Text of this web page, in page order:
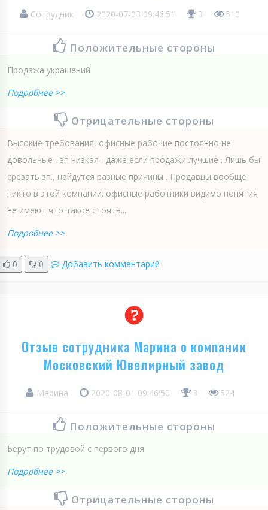
Сотрудник 2020-07-03 09:46:51 3 510
Положительные стороны
Продажа украшений
Подробнее >>
Отрицательные стороны
Высокие требования, офисные рабочие постоянно не
довольные , зп низкая , даже если продажи лучшие . Лишь бы
срезать зп., найдутся разные причины . Продавцы вообще
никто в этой компании. офисные работники видимо понятия
не имеют что такое стоять...
Подробнее >>
0 0 Добавить комментарий
Отзыв сотрудника Марина о компании
Московский Ювелирный завод
Марина 2020-08-01 09:46:50 3 524
Положительные стороны
Берут по трудовой с первого дня
Подробнее >>
Отрицательные стороны